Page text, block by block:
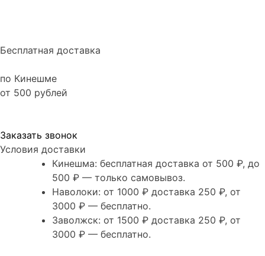
Бесплатная доставка
по Кинешме
от 500 рублей
Заказать звонок
Условия доставки
Кинешма: бесплатная доставка от 500 ₽, до
500 ₽ — только самовывоз.
Наволоки: от 1000 ₽ доставка 250 ₽, от
3000 ₽ — бесплатно.
Заволжск: от 1500 ₽ доставка 250 ₽, от
3000 ₽ — бесплатно.